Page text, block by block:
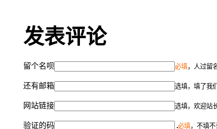
发表评论
留个名呗 必填，人过留
还有邮箱 选填，填了我
网站链接 选填，欢迎站
验证的码 必填，不填